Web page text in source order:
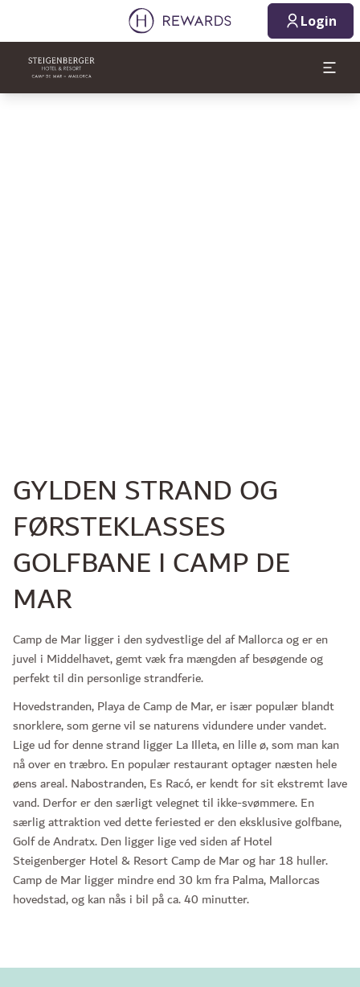
Login
GYLDEN STRAND OG
FØRSTEKLASSES
GOLFBANE I CAMP DE
MAR
Camp de Mar ligger i den sydvestlige del af Mallorca og er en
juvel i Middelhavet, gemt væk fra mængden af besøgende og
perfekt til din personlige strandferie.
Hovedstranden, Playa de Camp de Mar, er især populær blandt
snorklere, som gerne vil se naturens vidundere under vandet.
Lige ud for denne strand ligger La Illeta, en lille ø, som man kan
nå over en træbro. En populær restaurant optager næsten hele
øens areal. Nabostranden, Es Racó, er kendt for sit ekstremt lave
vand. Derfor er den særligt velegnet til ikke-svømmere. En
særlig attraktion ved dette feriested er den eksklusive golfbane,
Golf de Andratx. Den ligger lige ved siden af Hotel
Steigenberger Hotel & Resort Camp de Mar og har 18 huller.
Camp de Mar ligger mindre end 30 km fra Palma, Mallorcas
hovedstad, og kan nås i bil på ca. 40 minutter.